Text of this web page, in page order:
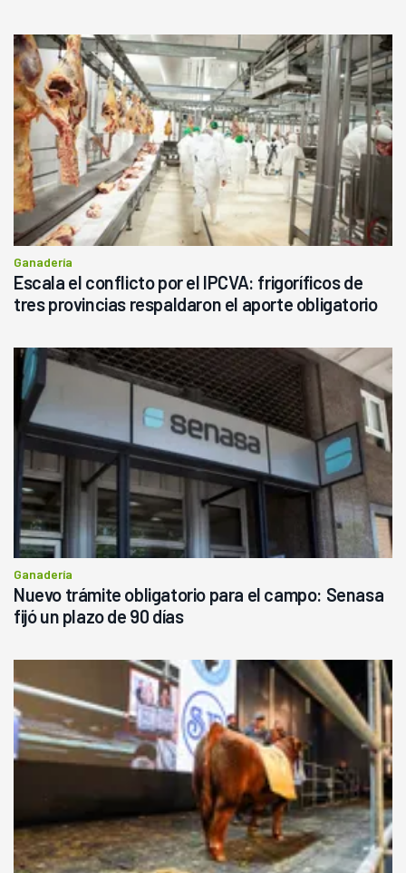
Ganadería
Escala el conflicto por el IPCVA: frigoríficos de
tres provincias respaldaron el aporte obligatorio
Ganadería
Nuevo trámite obligatorio para el campo: Senasa
fijó un plazo de 90 días